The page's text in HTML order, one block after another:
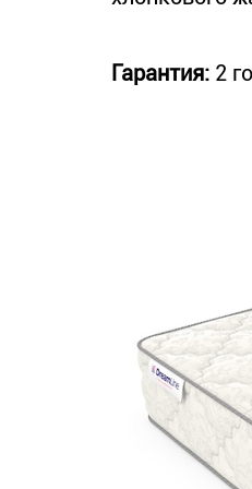
Гарантия: 2